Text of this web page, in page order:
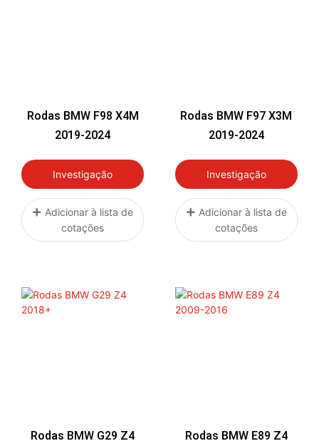
Rodas BMW F98 X4M
2019-2024
Investigação
Adicionar à lista de
cotações
Rodas BMW F97 X3M
2019-2024
Investigação
Adicionar à lista de
cotações
Rodas BMW G29 Z4
Rodas BMW E89 Z4